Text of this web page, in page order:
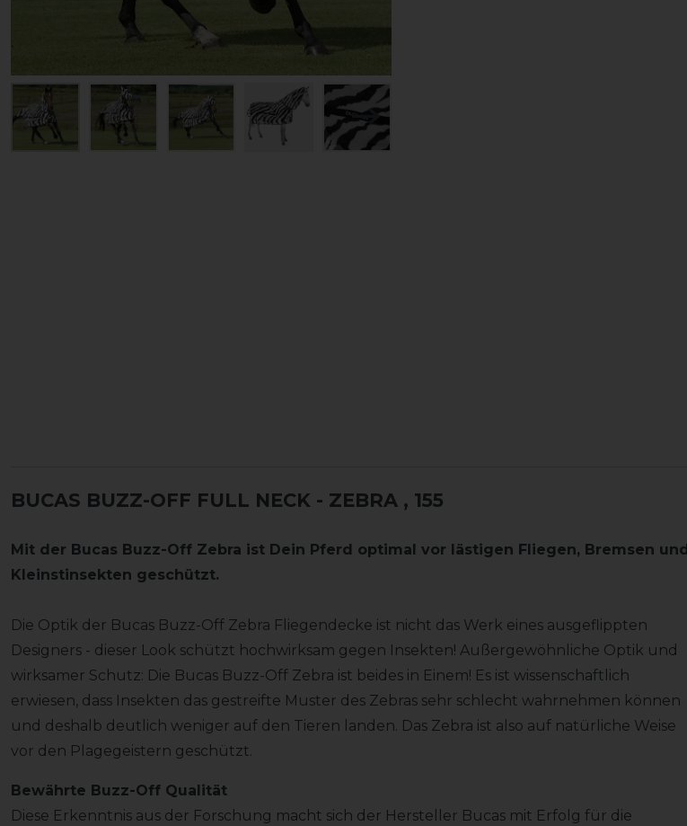
BUCAS BUZZ-OFF FULL NECK - ZEBRA , 155
Mit der Bucas Buzz-Off Zebra ist Dein Pferd optimal vor lästigen Fliegen, Bremsen und
Kleinstinsekten geschützt.
Die Optik der Bucas Buzz-Off Zebra Fliegendecke ist nicht das Werk eines ausgeflippten
Designers - dieser Look schützt hochwirksam gegen Insekten! Außergewöhnliche Optik und
wirksamer Schutz: Die Bucas Buzz-Off Zebra ist beides in Einem! Es ist wissenschaftlich
erwiesen, dass Insekten das gestreifte Muster des Zebras sehr schlecht wahrnehmen können
und deshalb deutlich weniger auf den Tieren landen. Das Zebra ist also auf natürliche Weise
vor den Plagegeistern geschützt.
Bewährte Buzz-Off Qualität
Diese Erkenntnis aus der Forschung macht sich der Hersteller Bucas mit Erfolg für die